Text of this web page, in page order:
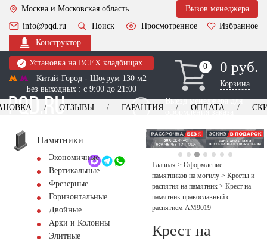
Москва и Московская область
Вызов менеджера
info@pqd.ru
Поиск Просмотренное
Избранное
Конструктор
Установка на ВСЕХ кладбищах
Китай-Город - Шоурум 130 м2
Без выходных : с 9:00 до 21:00
0
0 0 руб.
Корзина
Выезд менеджера для
оформления заказа
+7 (495) 518-44-23
Обратный звонок
ОТЗЫВЫ ГАРАНТИЯ ОПЛАТА
Памятники
Экономичные
Вертикальные
Фрезерные
Горизонтальные
Двойные
Арки и Колонны
Элитные
Главная > Оформление
памятников на могилу > Кресты и
распятия на памятник > Крест на
памятник православный с
распятием AM9019
Крест на